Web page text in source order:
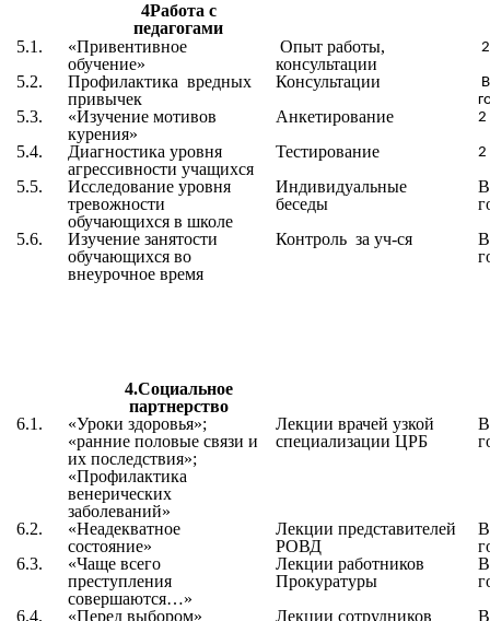
4Работа с
педагогами
5.1.
«Привентивное
обучение»
Опыт работы,
консультации
5.2.
Профилактика вредных
привычек
Консультации
5.3. «Изучение мотивов
курения»
Анкетирование 2
5.4.
Диагностика уровня
агрессивности учащихся
Тестирование 2
5.5.
Исследование уровня
тревожности
обучающихся в школе
Индивидуальные
беседы
В
5.6.
Изучение занятости
обучающихся во
внеурочное время
Контроль за уч-ся
В
4.Социальное
партнерство
6.1.
«Уроки здоровья»;
«ранние половые связи и
их последствия»;
«Профилактика
венерических
заболеваний»
Лекции врачей узкой
специализации ЦРБ
В
6.2. «Неадекватное
состояние»
Лекции представителей
РОВД
В
6.3.
«Чаще всего
преступления
совершаются…»
Лекции работников
Прокуратуры
В
6.4.
«Перед выбором»
Лекции сотрудников
В